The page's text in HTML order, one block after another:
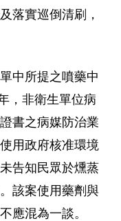
落實巡倒清刷，
中所提之噴藥中
，非衛生單位病
書之病媒防治業
用政府核准環境
告知民眾於燻蒸
該案使用藥劑與
應混為一談。